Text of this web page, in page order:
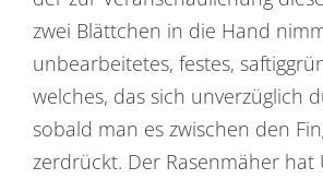
zwei Blättchen in die Hand
unbearbeitetes, festes,
welches, das sich unverzüglich
sobald man es zwischen den
zerdrückt. Der Rasenmäher